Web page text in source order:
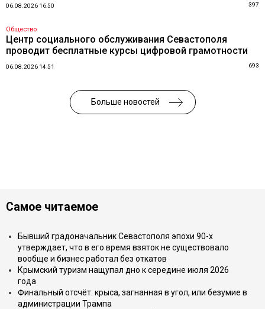
06.08.2026 16:50 397
Общество
Центр социального обслуживания Севастополя
проводит бесплатные курсы цифровой грамотности
06.08.2026 14:51 693
Больше новостей
Самое читаемое
Бывший градоначальник Севастополя эпохи 90-х
утверждает, что в его время взяток не существовало
вообще и бизнес работал без откатов
Крымский туризм нащупал дно к середине июля 2026
года
Финальный отсчёт: крыса, загнанная в угол, или безумие в
администрации Трампа